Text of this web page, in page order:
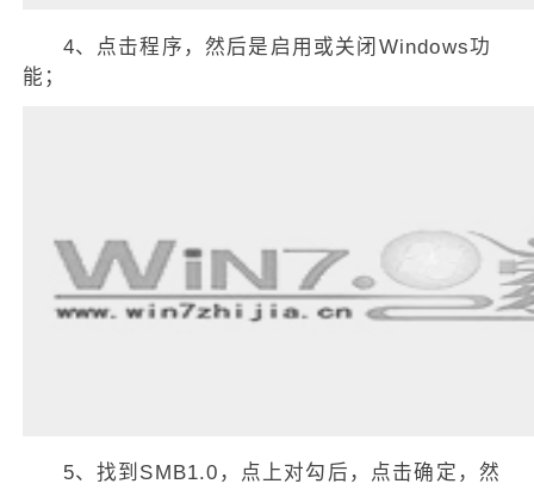
4、点击程序，然后是启用或关闭Windows功
能；
5、找到SMB1.0，点上对勾后，点击确定，然